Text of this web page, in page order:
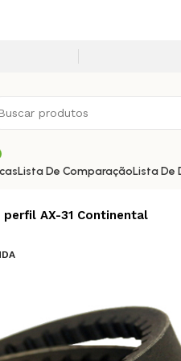
Lista De ComparaçãoLista De
perfil AX-31 Continental